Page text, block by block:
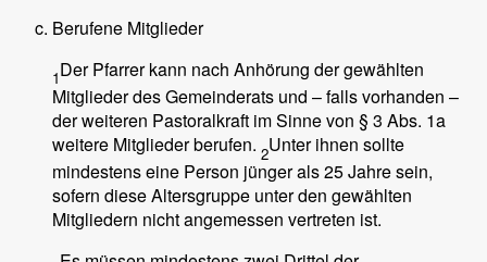
Berufene Mitglieder
1Der Pfarrer kann nach Anhörung der gewählten
Mitglieder des Gemeinderats und – falls vorhanden –
der weiteren Pastoralkraft im Sinne von § 3 Abs. 1a
weitere Mitglieder berufen. 2Unter ihnen sollte
mindestens eine Person jünger als 25 Jahre sein,
sofern diese Altersgruppe unter den gewählten
Mitgliedern nicht angemessen vertreten ist.